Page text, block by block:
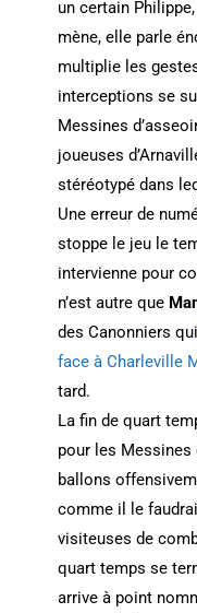
un certain
mène, elle parle
multiplie les
interceptions se
Messines
joueuses
stéréotypé dans
Une erreur de
stoppe le jeu le
intervienne pour
n’est autre que
des Canonniers qui
face à Charleville
tard.
La fin de quart
pour les Messines
ballons
comme il le
visiteuses de
quart temps se
arrive à point